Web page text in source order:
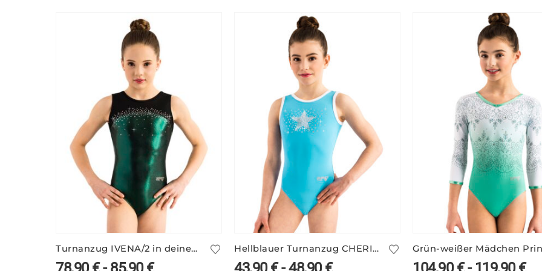
Turnanzug IVENA/2 in deinen Farben Hellblauer Turnanzug CHERIE/2 mit Sternmotiv